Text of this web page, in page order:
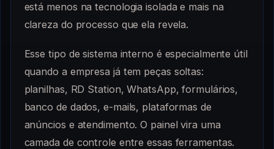
está menos na tecnologia isolada e mais na
clareza do processo que ela revela.
Esse tipo de sistema interno é especialmente útil
quando a empresa já tem peças soltas:
planilhas, RD Station, WhatsApp, formulários,
banco de dados, e-mails, plataformas de
anúncios e atendimento. O painel vira uma
camada de controle entre essas ferramentas.